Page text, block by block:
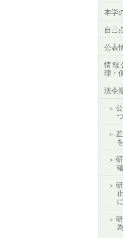
本学
自己
公表
情報
理・
法令